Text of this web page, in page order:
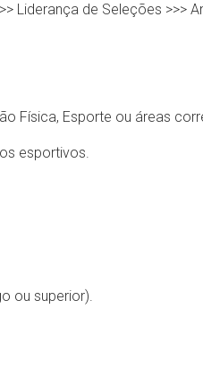
Liderança de Seleções >>>
Física, Esporte ou áreas
esportivos.
ou superior).